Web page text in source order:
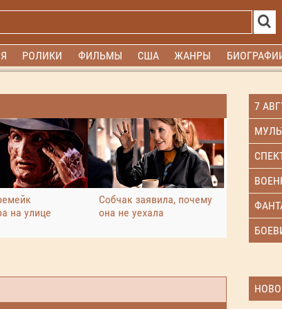
РОЛИКИ ФИЛЬМЫ США ЖАНРЫ
на улице
Собчак заявила, почему
она не уехала
7